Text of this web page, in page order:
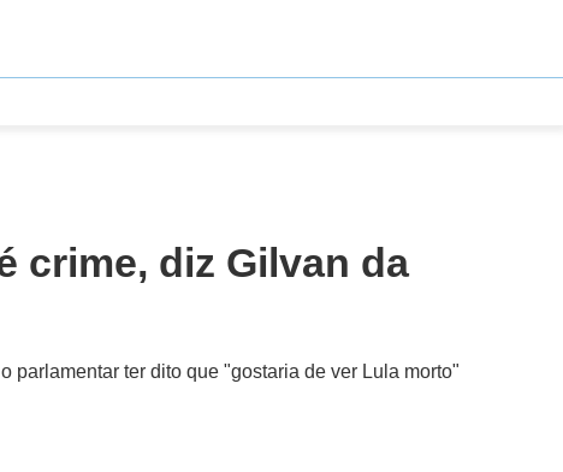
crime, diz Gilvan da
parlamentar ter dito que "gostaria de ver Lula morto"